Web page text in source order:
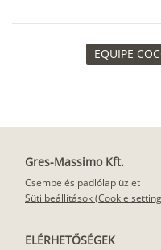
EQUIPE
Gres-Massimo Kft.
Csempe és padlólap üzlet
Süti beállítások (Cookie
ELÉRHETŐSÉGEK